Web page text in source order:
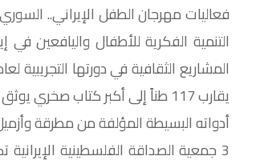
فعاليات مهرجان الطفل الإيراني..
يقارب 117 طناً إلى أكبر كتاب
3 جمعية الصداقة الفلسطينية